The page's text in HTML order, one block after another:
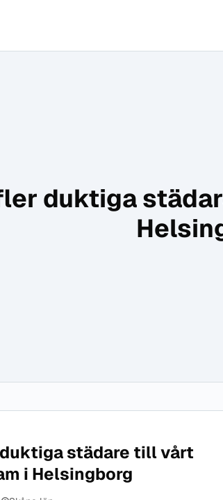
duktiga
städare till vårt
i Helsingborg